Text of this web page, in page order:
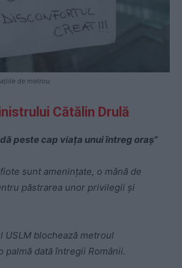
de metrou
Cătălin Drulă
peste cap viața unui întreg oraș”
sunt amenințate, o mână de
păstrarea unor privilegii și
USLM blochează metroul
palmă dată întregii Românii.